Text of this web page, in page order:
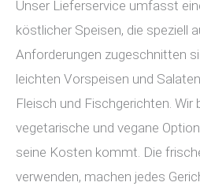
Unser Lieferservice umfasst
köstlicher Speisen, die speziell
Anforderungen zugeschnitten
leichten Vorspeisen und
Fleisch und Fischgerichten. Wir
vegetarische und vegane
seine Kosten kommt. Die
verwenden, machen jedes